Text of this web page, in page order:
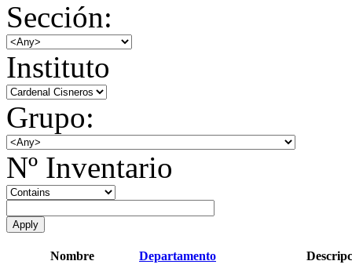
Sección:
Instituto
Grupo:
Nº Inventario
Nombre Departamento